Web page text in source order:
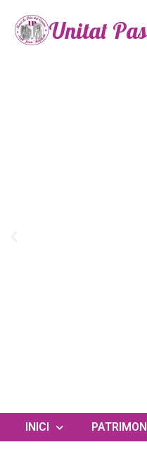
Unitat
INICI PATRIMONI